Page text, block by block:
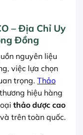
– Địa Chỉ Uy
Đồng
nguyên liệu
việc lựa chọn
trọng. Thảo
hiệu hàng
thảo dược cao
trên toàn quốc.